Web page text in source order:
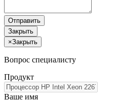
Отправить
Закрыть
×Закрыть
Вопрос специалисту
Продукт
Ваше имя